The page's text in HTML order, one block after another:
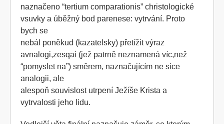
naznačeno “tertium comparationis” christologické
vsuvky a úběžný bod parenese: vytrvání. Proto
bych se
nebál poněkud (kazatelsky) přetížit výraz
avnalogi,zesqai (jež patrně neznamená víc,než
“pomyslet na”) směrem, naznačujícím ne sice
analogii, ale
alespoň souvislost utrpení Ježíše Krista a
vytrvalosti jeho lidu.